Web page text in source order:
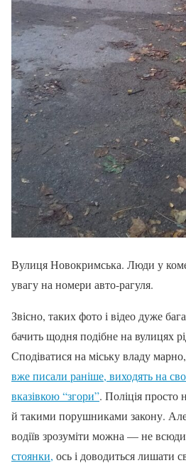
Вулиця Новокримська. Люди у
увагу на номери авто-рагуля.
Звісно, таких фото і відео дуже
бачить щодня подібне на вулицях
Сподіватися на міську владу
вже писали раніше, виходять на
вказівкою “згори”. Поліція просто
й такими порушниками закону.
водіїв зрозуміти можна — не
стоянки, ось і доводиться лишати